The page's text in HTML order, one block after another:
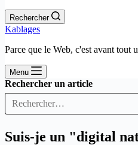
Rechercher
Kablages
Parce que le Web, c'est avant tout
Menu
Rechercher un article
Suis-je un "digital